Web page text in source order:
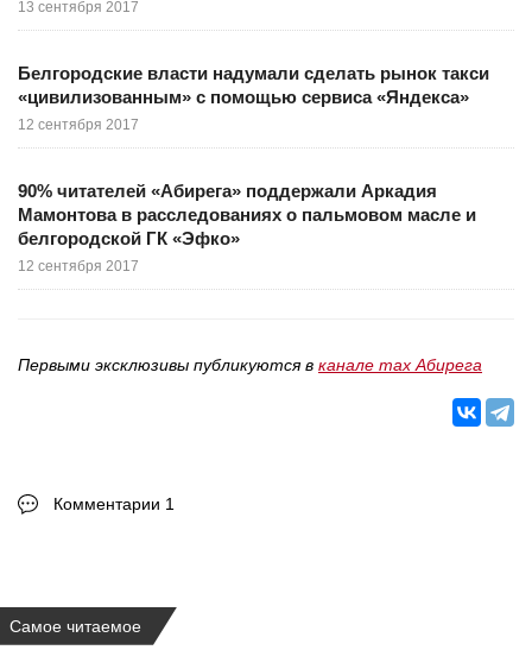
13 сентября 2017
Белгородские власти надумали сделать рынок такси
«цивилизованным» с помощью сервиса «Яндекса»
12 сентября 2017
90% читателей «Абирега» поддержали Аркадия
Мамонтова в расследованиях о пальмовом масле и
белгородской ГК «Эфко»
12 сентября 2017
Первыми эксклюзивы публикуются в канале max Абирега
Комментарии 1
Самое читаемое